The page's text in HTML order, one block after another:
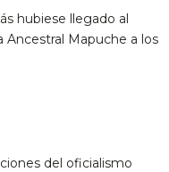
hubiese llegado al
Ancestral Mapuche a los
del oficialismo